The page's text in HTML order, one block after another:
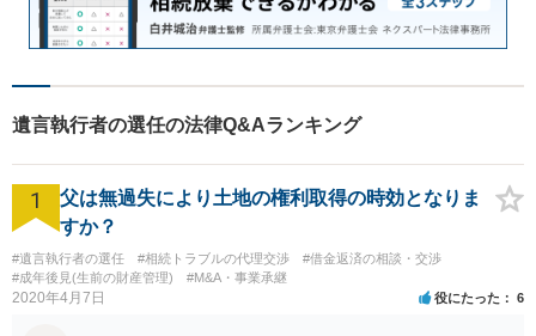
遺言執行者の選任の法律Q&Aランキング
1
父は無過失により土地の権利取得の時効となりま
すか？
#遺言執行者の選任 #相続トラブルの代理交渉
#借金返済の相談・交渉
#成年後見(生前の財産管理)
#M&A・事業承継
2020年4月7日 役にたった 6